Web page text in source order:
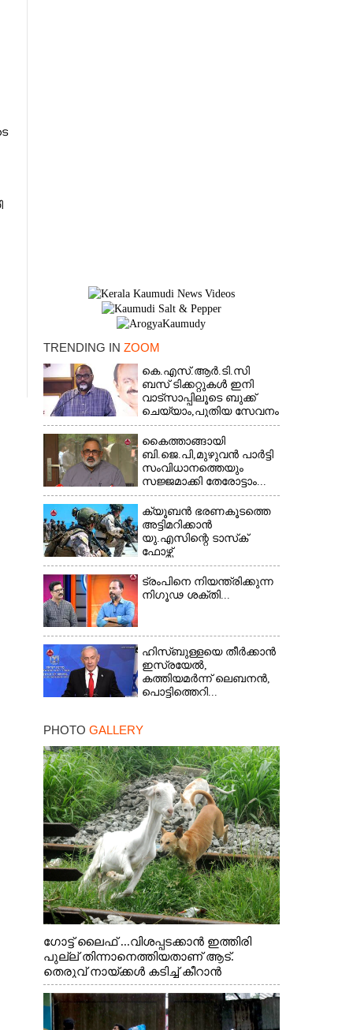
TRENDING IN ZOOM
കെ.എസ്.ആർ.ടി.സി
ബസ് ടിക്കറ്റുകൾ ഇനി
വാട്സാപ്പിലൂടെ ബുക്ക്
ചെയ്യാം,പുതിയ സേവനം
തുടങ്ങി...
കൈത്താങ്ങായി
ബി.ജെ.പി,മുഴുവൻ പാർട്ടി
സംവിധാനത്തെയും
സജ്ജമാക്കി തേരോട്ടാം...
ക്യൂബൻ ഭരണകൂടത്തെ
അട്ടിമറിക്കാൻ
യു.എസിന്റെ ടാസ്‌ക്
ഫോഴ്സ്
ട്രംപിനെ നിയന്ത്രിക്കുന്ന
നിഗൂഢ ശക്തി...
ഹിസ്ബുള്ളയെ തീർക്കാൻ
ഇസ്രയേൽ,
കത്തിയമർന്ന് ലെബനൻ,
പൊട്ടിത്തെറി...
PHOTO GALLERY
ഗോട്ട് ലൈഫ് ...വിശപ്പടക്കാൻ ഇത്തിരി
പുല്ല് തിന്നാനെത്തിയതാണ് ആട്.
തെരുവ് നായ്ക്കൾ കടിച്ച് കീറാൻ
വന്നതോടെ വയറിന്റെ ആന്തൽ മറന്ന്
ജീവന് വേണ്ടിയായി ഓട്ടം. എറണാകുളം
വാത്തുരുത്തിയിൽ നിന്നുള്ള കാഴ്ച
×